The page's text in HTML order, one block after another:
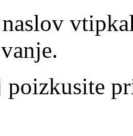
naslov